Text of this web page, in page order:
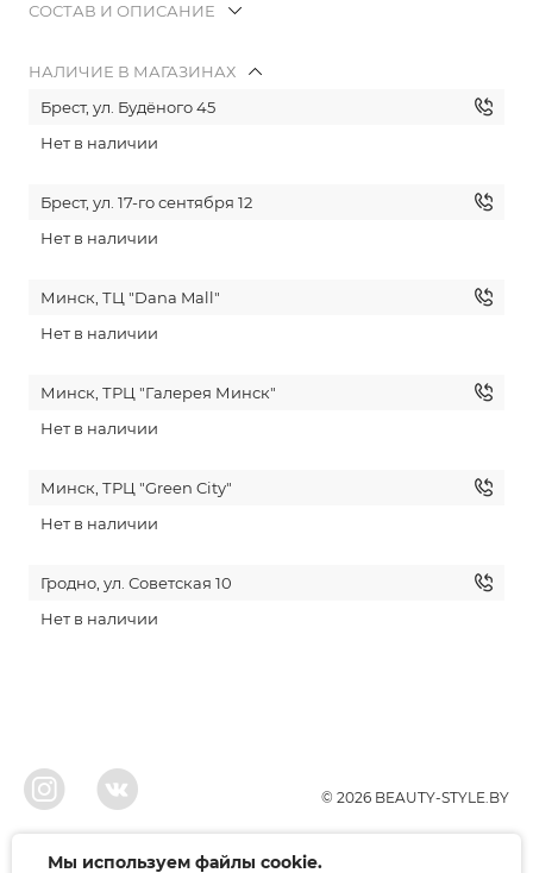
СОСТАВ И ОПИСАНИЕ
НАЛИЧИЕ В МАГАЗИНАХ
Брест, ул. Будёного 45
Нет в наличии
Брест, ул. 17-го сентября 12
Нет в наличии
Минск, ТЦ "Dana Mall"
Нет в наличии
Минск, ТРЦ "Галерея Минск"
Нет в наличии
Минск, ТРЦ "Green City"
Нет в наличии
Гродно, ул. Советская 10
Нет в наличии
© 2026 BEAUTY-STYLE.BY
ООО"БЬЮТИ", УНП 291022671, Свидельство о регистрации 05.10.2010
Мы используем файлы cookie.